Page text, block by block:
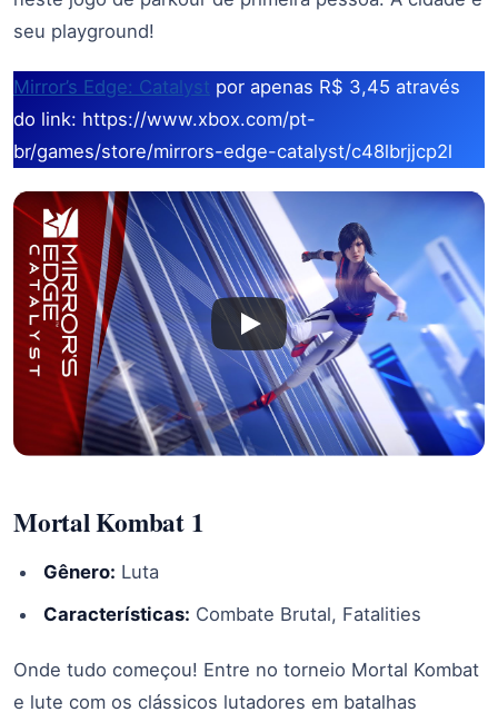
seu playground!
Mirror’s Edge: Catalyst por apenas R$ 3,45 através
do link: https://www.xbox.com/pt-
br/games/store/mirrors-edge-catalyst/c48lbrjjcp2l
Mortal Kombat 1
Gênero: Luta
Características: Combate Brutal, Fatalities
Onde tudo começou! Entre no torneio Mortal Kombat
e lute com os clássicos lutadores em batalhas